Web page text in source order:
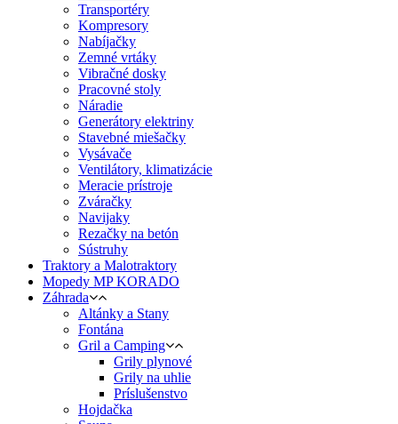
Transportéry
Kompresory
Nabíjačky
Zemné vrtáky
Vibračné dosky
Pracovné stoly
Náradie
Generátory elektriny
Stavebné miešačky
Vysávače
Ventilátory, klimatizácie
Meracie prístroje
Zváračky
Navijaky
Rezačky na betón
Sústruhy
Traktory a Malotraktory
Mopedy MP KORADO
Záhrada
Altánky a Stany
Fontána
Gril a Camping
Grily plynové
Grily na uhlie
Príslušenstvo
Hojdačka